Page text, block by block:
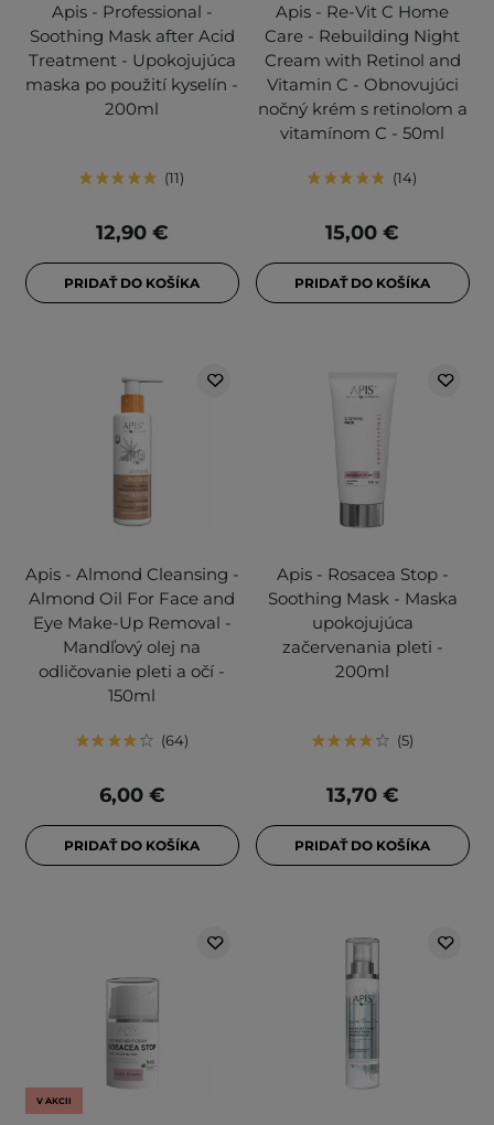
Apis - Professional -
Soothing Mask after Acid
Treatment - Upokojujúca
maska po použití kyselín -
200ml
11
12,90 €
PRIDAŤ DO KOŠÍKA
Apis - Re-Vit C Home
Care - Rebuilding Night
Cream with Retinol and
Vitamin C - Obnovujúci
nočný krém s retinolom a
vitamínom C - 50ml
14
15,00 €
PRIDAŤ DO KOŠÍKA
Apis - Almond Cleansing -
Almond Oil For Face and
Eye Make-Up Removal -
Mandľový olej na
odličovanie pleti a očí -
150ml
64
6,00 €
PRIDAŤ DO KOŠÍKA
Apis - Rosacea Stop -
Soothing Mask - Maska
upokojujúca
začervenania pleti -
200ml
5
13,70 €
PRIDAŤ DO KOŠÍKA
V AKCII